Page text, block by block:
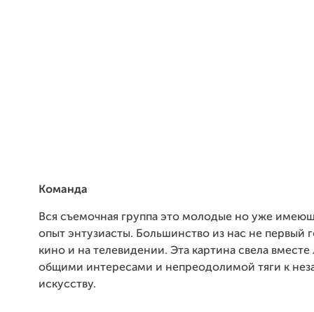
Команда
Вся съемочная группа это молодые но уже
опыт энтузиасты. Большинство из нас не первый
кино и на телевидении. Эта картина свела
общими интересами и непреодолимой тяги к
искусству.